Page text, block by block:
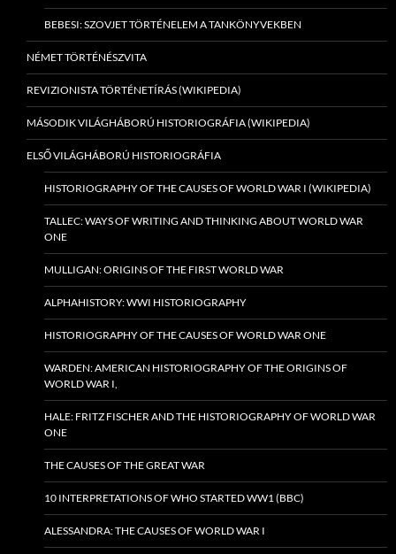
BEBESI: SZOVJET TÖRTÉNELEM A TANKÖNYVEKBEN
NÉMET TÖRTÉNÉSZVITA
REVIZIONISTA TÖRTÉNETÍRÁS (WIKIPEDIA)
MÁSODIK VILÁGHÁBORÚ HISTORIOGRÁFIA (WIKIPEDIA)
ELSŐ VILÁGHÁBORÚ HISTORIOGRÁFIA
HISTORIOGRAPHY OF THE CAUSES OF WORLD WAR I (WIKIPEDIA)
TALLEC: WAYS OF WRITING AND THINKING ABOUT WORLD WAR
ONE
MULLIGAN: ORIGINS OF THE FIRST WORLD WAR
ALPHAHISTORY: WWI HISTORIOGRAPHY
HISTORIOGRAPHY OF THE CAUSES OF WORLD WAR ONE
WARDEN: AMERICAN HISTORIOGRAPHY OF THE ORIGINS OF
WORLD WAR I,
HALE: FRITZ FISCHER AND THE HISTORIOGRAPHY OF WORLD WAR
ONE
THE CAUSES OF THE GREAT WAR
10 INTERPRETATIONS OF WHO STARTED WW1 (BBC)
ALESSANDRA: THE CAUSES OF WORLD WAR I